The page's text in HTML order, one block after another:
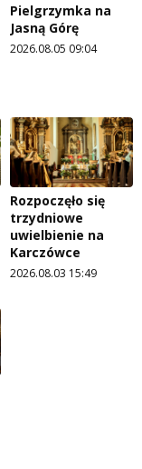
Pielgrzymka na
Jasną Górę
2026.08.05 09:04
Rozpoczęło się
trzydniowe
uwielbienie na
Karczówce
2026.08.03 15:49